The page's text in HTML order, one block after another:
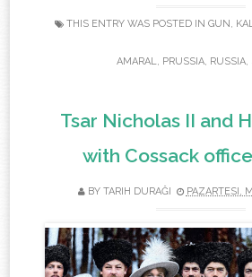
THIS ENTRY WAS POSTED IN GUN ,
AMARAL, PRUSSIA, RUSSIA,
Tsar Nicholas II and
with Cossack
BY TARIH DURAĞI PAZARTESI,